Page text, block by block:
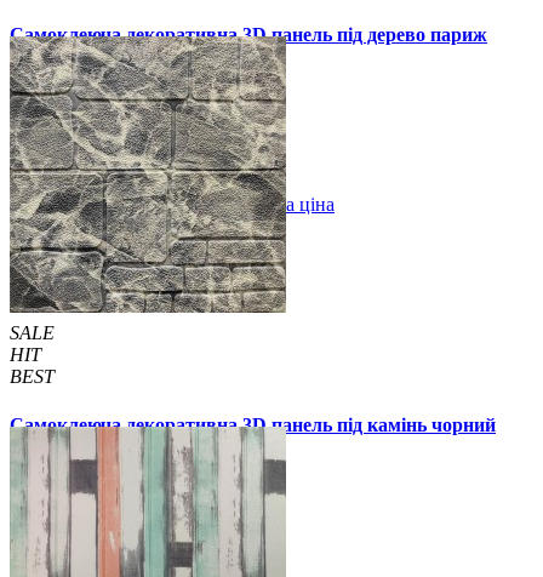
Самоклеюча декоративна 3D панель під дерево париж
700x700x5мм
99 грн./шт 160 грн./шт
Купити В закладки Оптова ціна
SALE
HIT
BEST
Самоклеюча декоративна 3D панель під камінь чорний
мармур 700x700x8мм (154)
129 грн. /шт 210 грн./шт